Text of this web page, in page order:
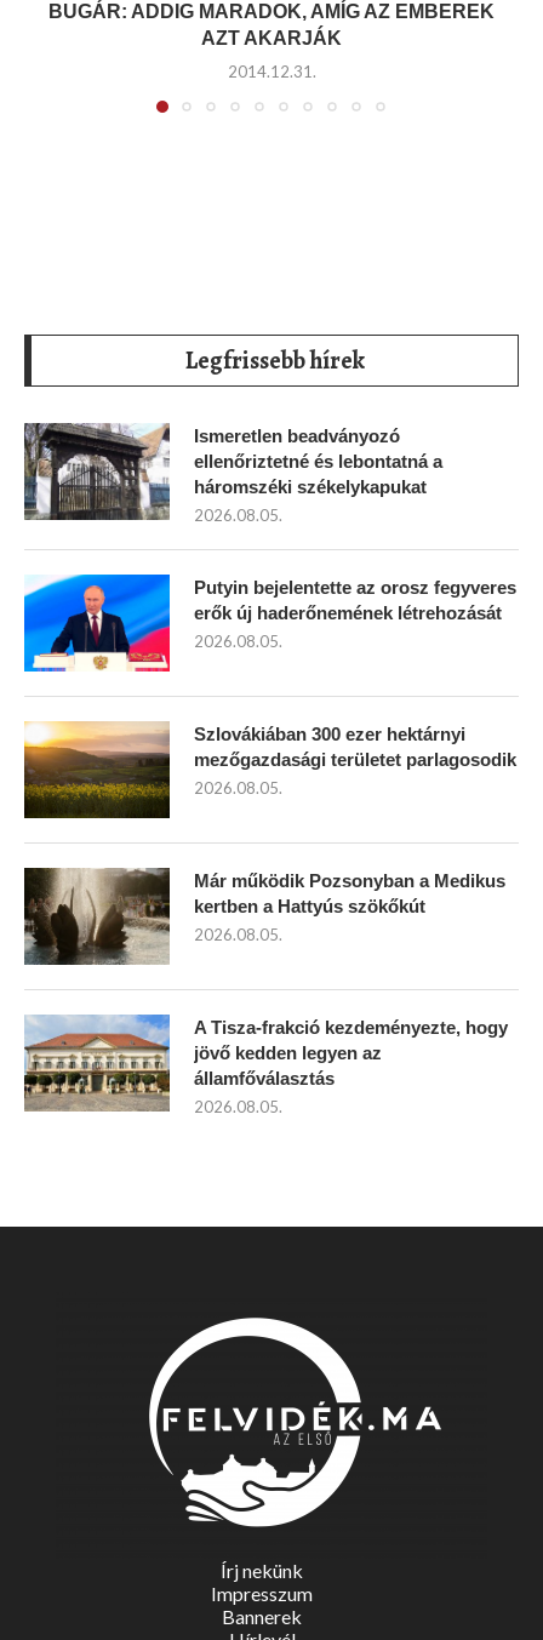
BUGÁR: ADDIG MARADOK, AMÍG AZ EMBEREK
AZT AKARJÁK
2014.12.31.
Legfrissebb hírek
Ismeretlen beadványozó
ellenőriztetné és lebontatná a
háromszéki székelykapukat
2026.08.05.
Putyin bejelentette az orosz fegyveres
erők új haderőnemének létrehozását
2026.08.05.
Szlovákiában 300 ezer hektárnyi
mezőgazdasági területet parlagosodik
2026.08.05.
Már működik Pozsonyban a Medikus
kertben a Hattyús szökőkút
2026.08.05.
A Tisza-frakció kezdeményezte, hogy
jövő kedden legyen az
államfőválasztás
2026.08.05.
Írj nekünk
Impresszum
Bannerek